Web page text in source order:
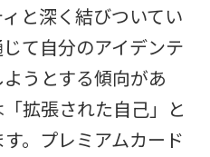
と深く結びついてい
て自分のアイデンテ
うとする傾向があ
拡張された自己」と
。プレミアムカード